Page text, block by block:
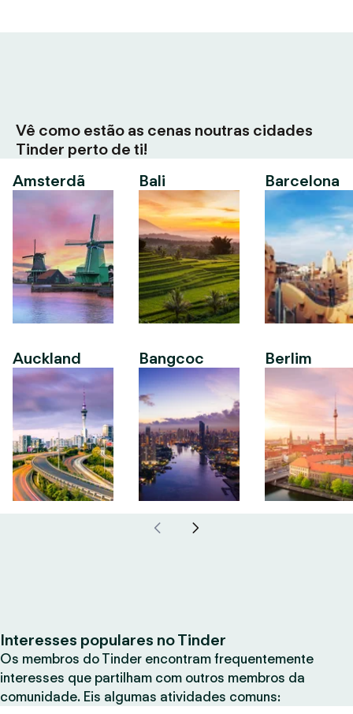
Vê como estão as cenas noutras cidades
Tinder perto de ti!
Amsterdã
Auckland
Bali
Bangcoc
Barcelona
Berlim
Interesses populares no Tinder
Os membros do Tinder encontram frequentemente
interesses que partilham com outros membros da
comunidade. Eis algumas atividades comuns: